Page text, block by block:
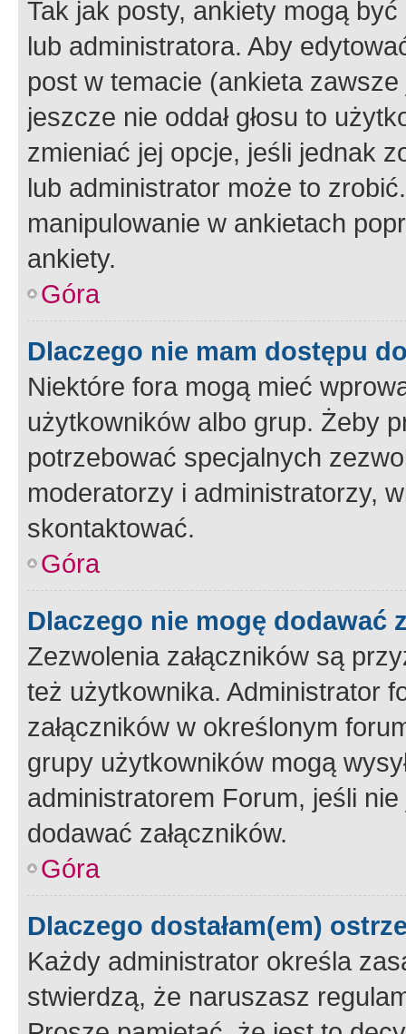
Tak jak posty, ankiety mogą
lub administratora. Aby
post w temacie (ankieta
jeszcze nie oddał głosu to
zmieniać jej opcje, jeśli jednak
lub administrator może to
manipulowanie w ankietach
ankiety.
Góra
Dlaczego nie mam dostępu
Niektóre fora mogą mieć
użytkowników albo grup. Żeby
potrzebować specjalnych
moderatorzy i administratorzy,
skontaktować.
Góra
Dlaczego nie mogę dodawać
Zezwolenia załączników są
też użytkownika. Administrator
załączników w określonym
grupy użytkowników mogą
administratorem Forum, jeśli
dodawać załączników.
Góra
Dlaczego dostałam(em)
Każdy administrator określa
stwierdzą, że naruszasz